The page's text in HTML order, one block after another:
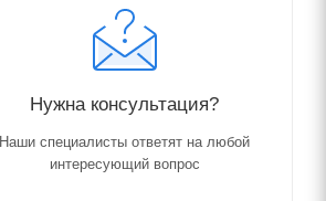
Нужна консультация?
Наши специалисты ответят на любой
интересующий вопрос